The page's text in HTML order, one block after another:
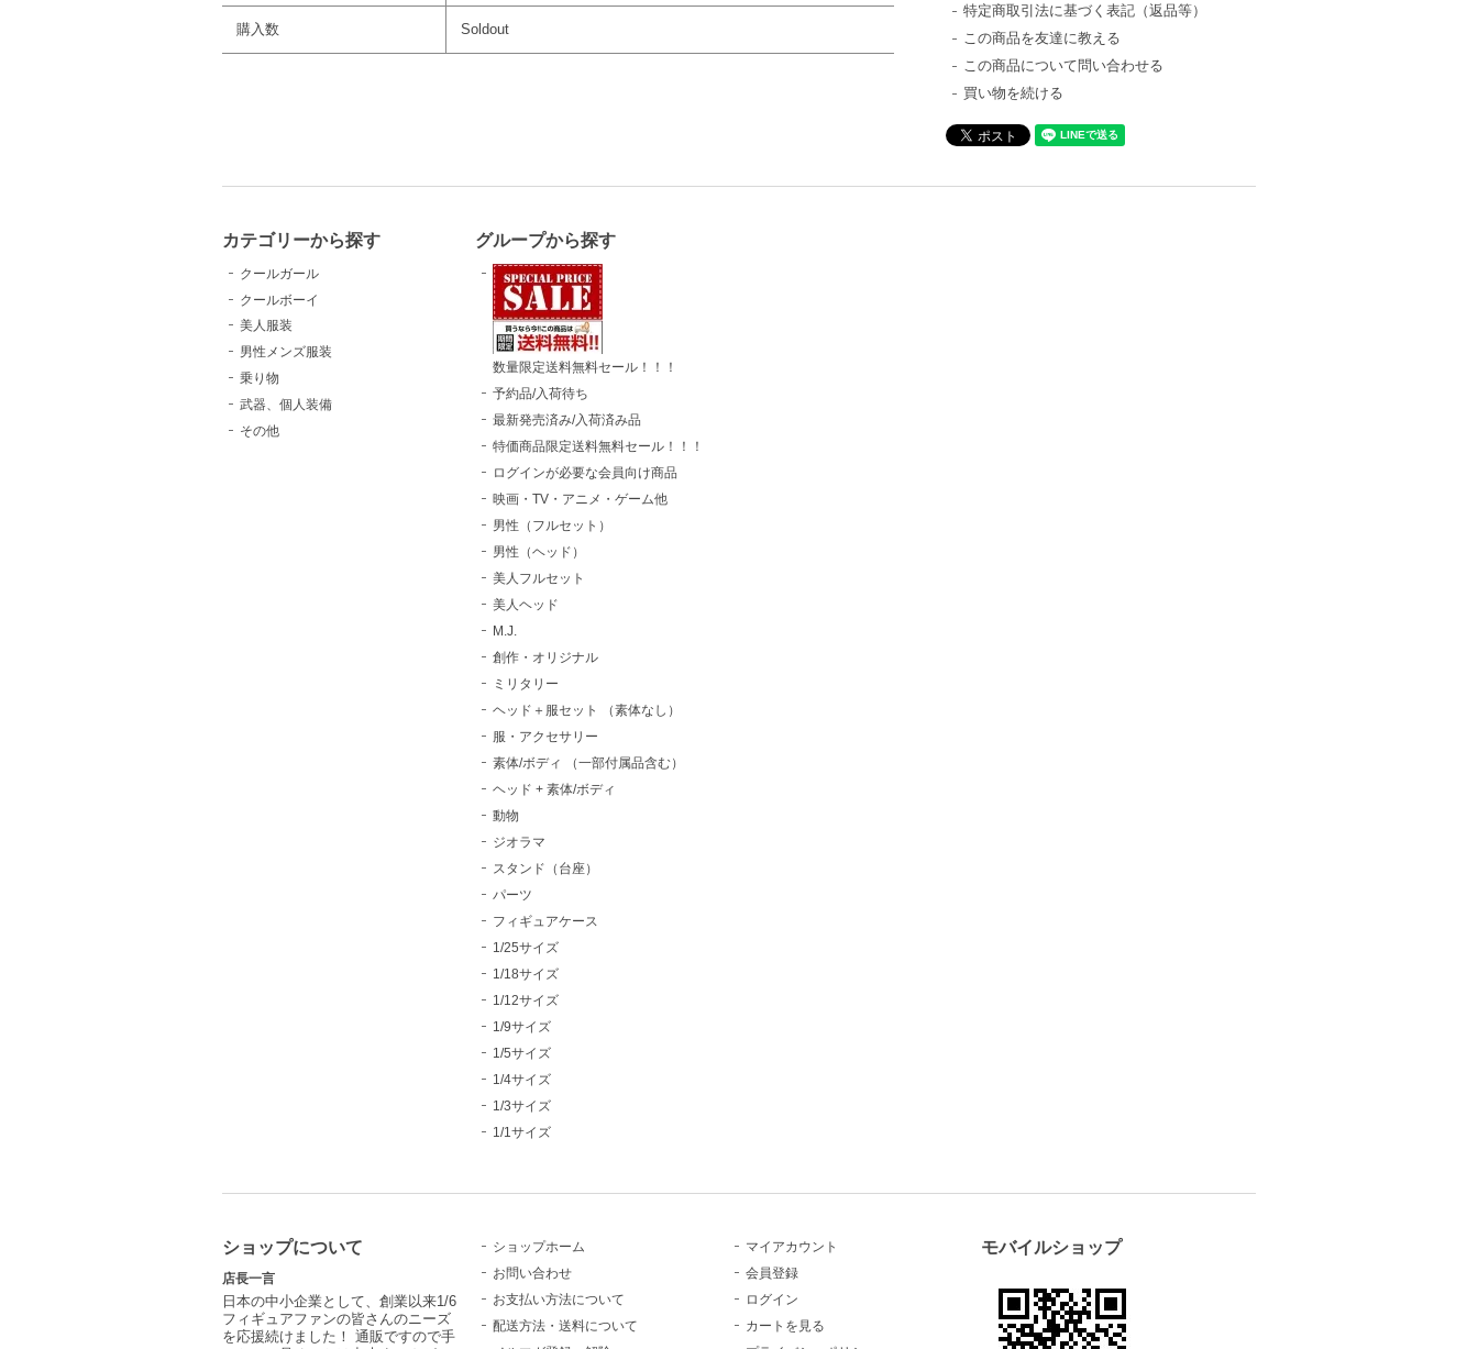
購入数 Soldout
特定商取引法に基づく表記（返品等）
この商品を友達に教える
この商品について問い合わせる
買い物を続ける
カテゴリーから探す
クールガール
クールボーイ
美人服装
男性メンズ服装
乗り物
武器、個人装備
その他
グループから探す
数量限定送料無料セール！！！
予約品/入荷待ち
最新発売済み/入荷済み品
特価商品限定送料無料セール！！！
ログインが必要な会員向け商品
映画・TV・アニメ・ゲーム他
男性（フルセット）
男性（ヘッド）
美人フルセット
美人ヘッド
M.J.
創作・オリジナル
ミリタリー
ヘッド＋服セット （素体なし）
服・アクセサリー
素体/ボディ （一部付属品含む）
ヘッド + 素体/ボディ
動物
ジオラマ
スタンド（台座）
パーツ
フィギュアケース
1/25サイズ
1/18サイズ
1/12サイズ
1/9サイズ
1/5サイズ
1/4サイズ
1/3サイズ
1/1サイズ
ショップについて
店長一言
日本の中小企業として、創業以来1/6
フィギュアファンの皆さんのニーズ
を応援続けました！ 通販ですので手
ショップホーム
お問い合わせ
お支払い方法について
配送方法・送料について
マイアカウント
会員登録
ログイン
カートを見る
モバイルショップ